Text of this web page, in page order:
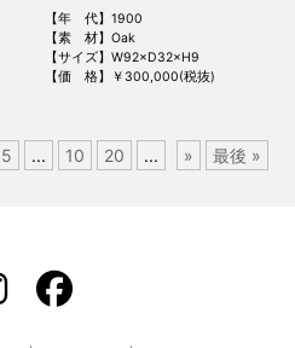
【年 代】1900
【素 材】Oak
【サイズ】W92×D32×H9
【価 格】￥300,000(税抜)
5 ... 10 20 ... » 最後 »